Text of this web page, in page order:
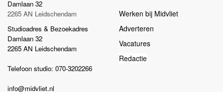
Damlaan 32
2265 AN Leidschendam
Studioadres & Bezoekadres
Damlaan 32
2265 AN Leidschendam
Telefoon studio: 070-3202266
info@midvliet.nl
Werken bij Midvliet
Adverteren
Vacatures
Redactie